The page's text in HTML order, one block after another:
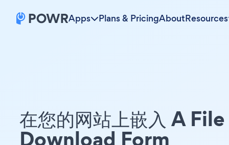
Apps Plans & PricingAboutResources
在您的网站上嵌入 A File
Download Form